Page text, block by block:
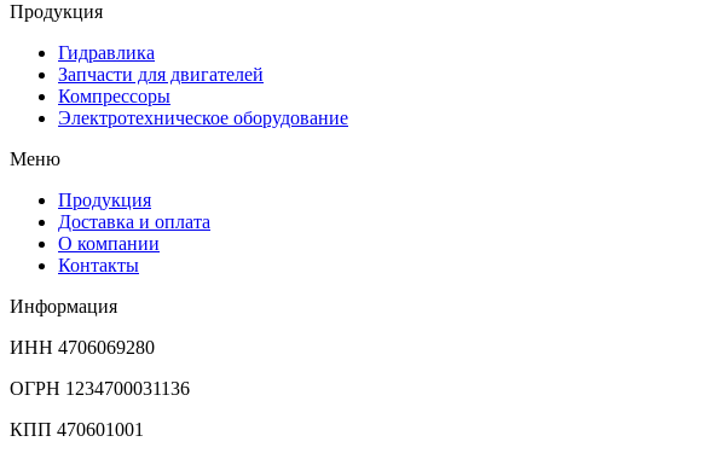
Продукция
Гидравлика
Запчасти для двигателей
Компрессоры
Электротехническое оборудование
Меню
Продукция
Доставка и оплата
О компании
Контакты
Информация
ИНН 4706069280
ОГРН 1234700031136
КПП 470601001